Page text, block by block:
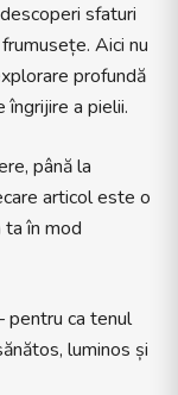
sfaturi
Aici nu
profundă
a pielii.
până la
articol este o
în mod
pentru ca tenul
luminos și